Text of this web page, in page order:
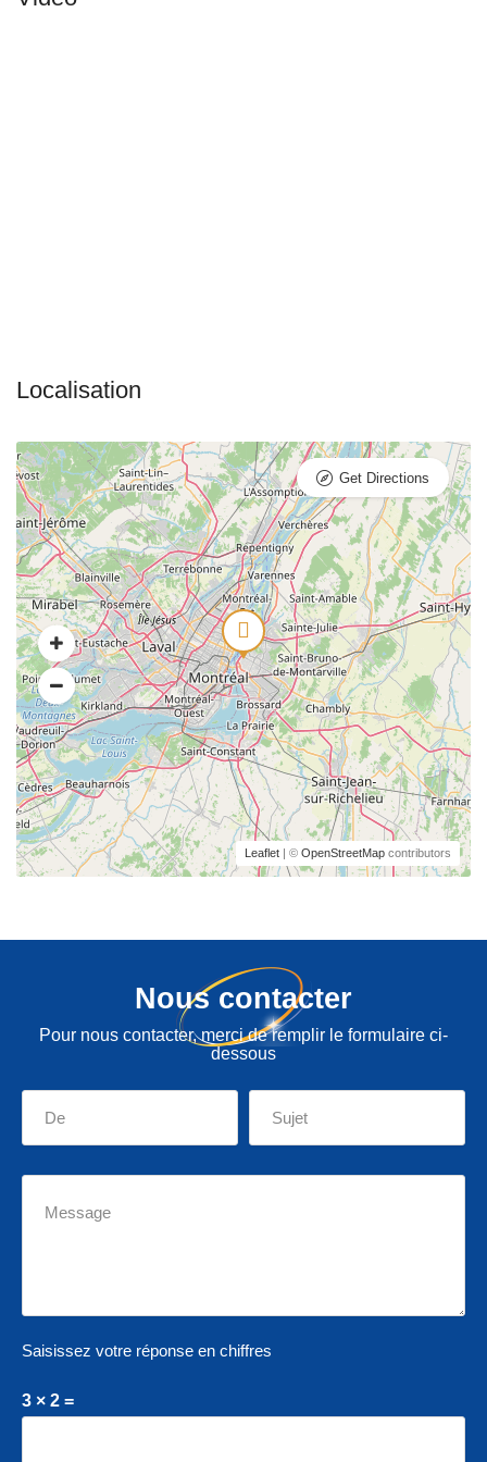
Leaflet | © OpenStreetMap contributors
Get Directions
Nous contacter
Pour nous contacter, merci de remplir le formulaire ci-
dessous
Saisissez votre réponse en chiffres
3 × 2 =